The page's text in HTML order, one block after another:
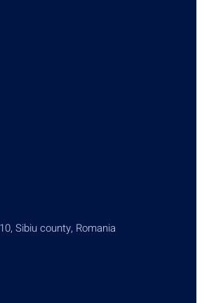
Sibiu county, Romania